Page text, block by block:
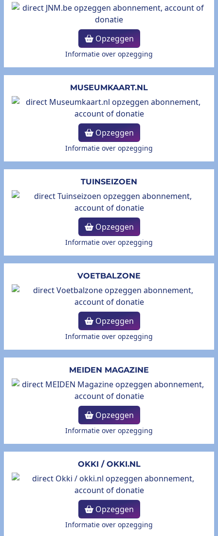
Opzeggen
Informatie over opzegging
MUSEUMKAART.NL
Opzeggen
Informatie over opzegging
TUINSEIZOEN
Opzeggen
Informatie over opzegging
VOETBALZONE
Opzeggen
Informatie over opzegging
MEIDEN MAGAZINE
Opzeggen
Informatie over opzegging
OKKI / OKKI.NL
Opzeggen
Informatie over opzegging